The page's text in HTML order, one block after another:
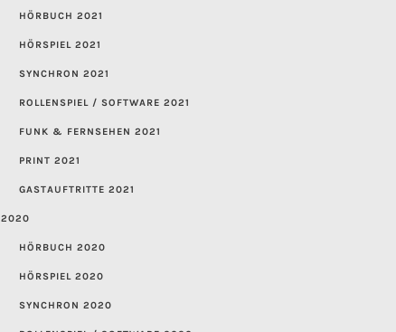
HÖRBUCH 2021
HÖRSPIEL 2021
SYNCHRON 2021
ROLLENSPIEL / SOFTWARE 2021
FUNK & FERNSEHEN 2021
PRINT 2021
GASTAUFTRITTE 2021
2020
HÖRBUCH 2020
HÖRSPIEL 2020
SYNCHRON 2020